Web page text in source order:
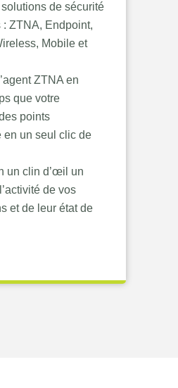
de sécurité
: ZTNA, Endpoint,
Mobile et
ZTNA en
que votre
points
en un seul clic de
un clin d’œil un
de vos
et de leur état de